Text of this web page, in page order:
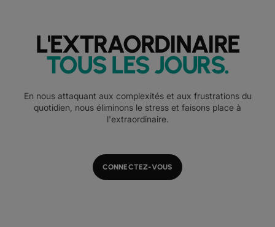
L'EXTRAORDINAIRE
TOUS LES JOURS.
En nous attaquant aux complexités et aux frustrations du
quotidien, nous éliminons le stress et faisons place à
l'extraordinaire.
CONNECTEZ-VOUS